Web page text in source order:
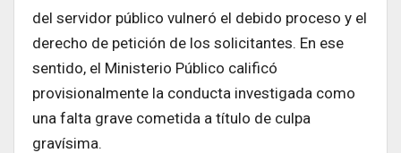
del servidor público vulneró el debido proceso y el
derecho de petición de los solicitantes. En ese
sentido, el Ministerio Público calificó
provisionalmente la conducta investigada como
una falta grave cometida a título de culpa
gravísima.